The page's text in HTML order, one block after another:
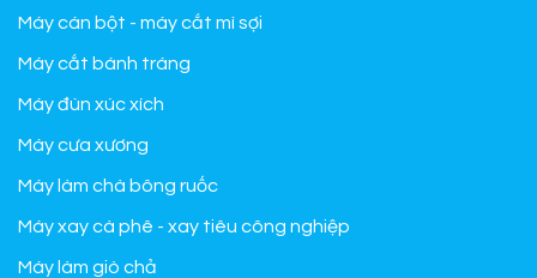
Máy cán bột - máy cắt mì sợi
Máy cắt bánh tráng
Máy đùn xúc xích
Máy cưa xương
Máy làm chà bông ruốc
Máy xay cà phê - xay tiêu công nghiệp
Máy làm giò chả